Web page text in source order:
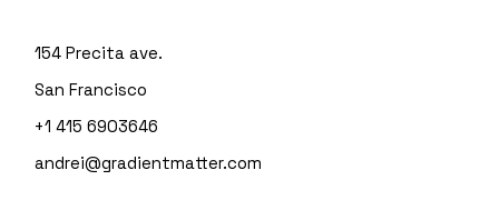
154 Precita ave.
San Francisco
+1 415 6903646
andrei@gradientmatter.com